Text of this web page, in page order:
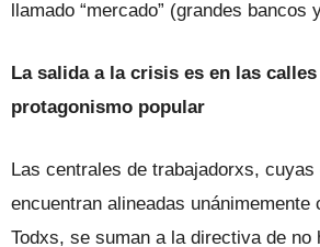
llamado “mercado” (grandes bancos
La salida a la crisis es en las
protagonismo popular
Las centrales de trabajadorxs,
encuentran alineadas unánimemente
Todxs, se suman a la directiva de no